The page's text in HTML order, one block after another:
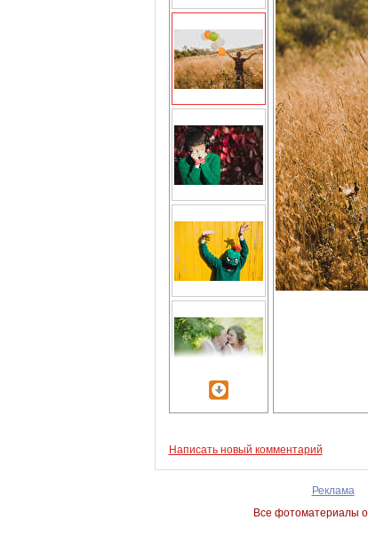
Написать новый комментарий
Реклама
Все фотоматериалы